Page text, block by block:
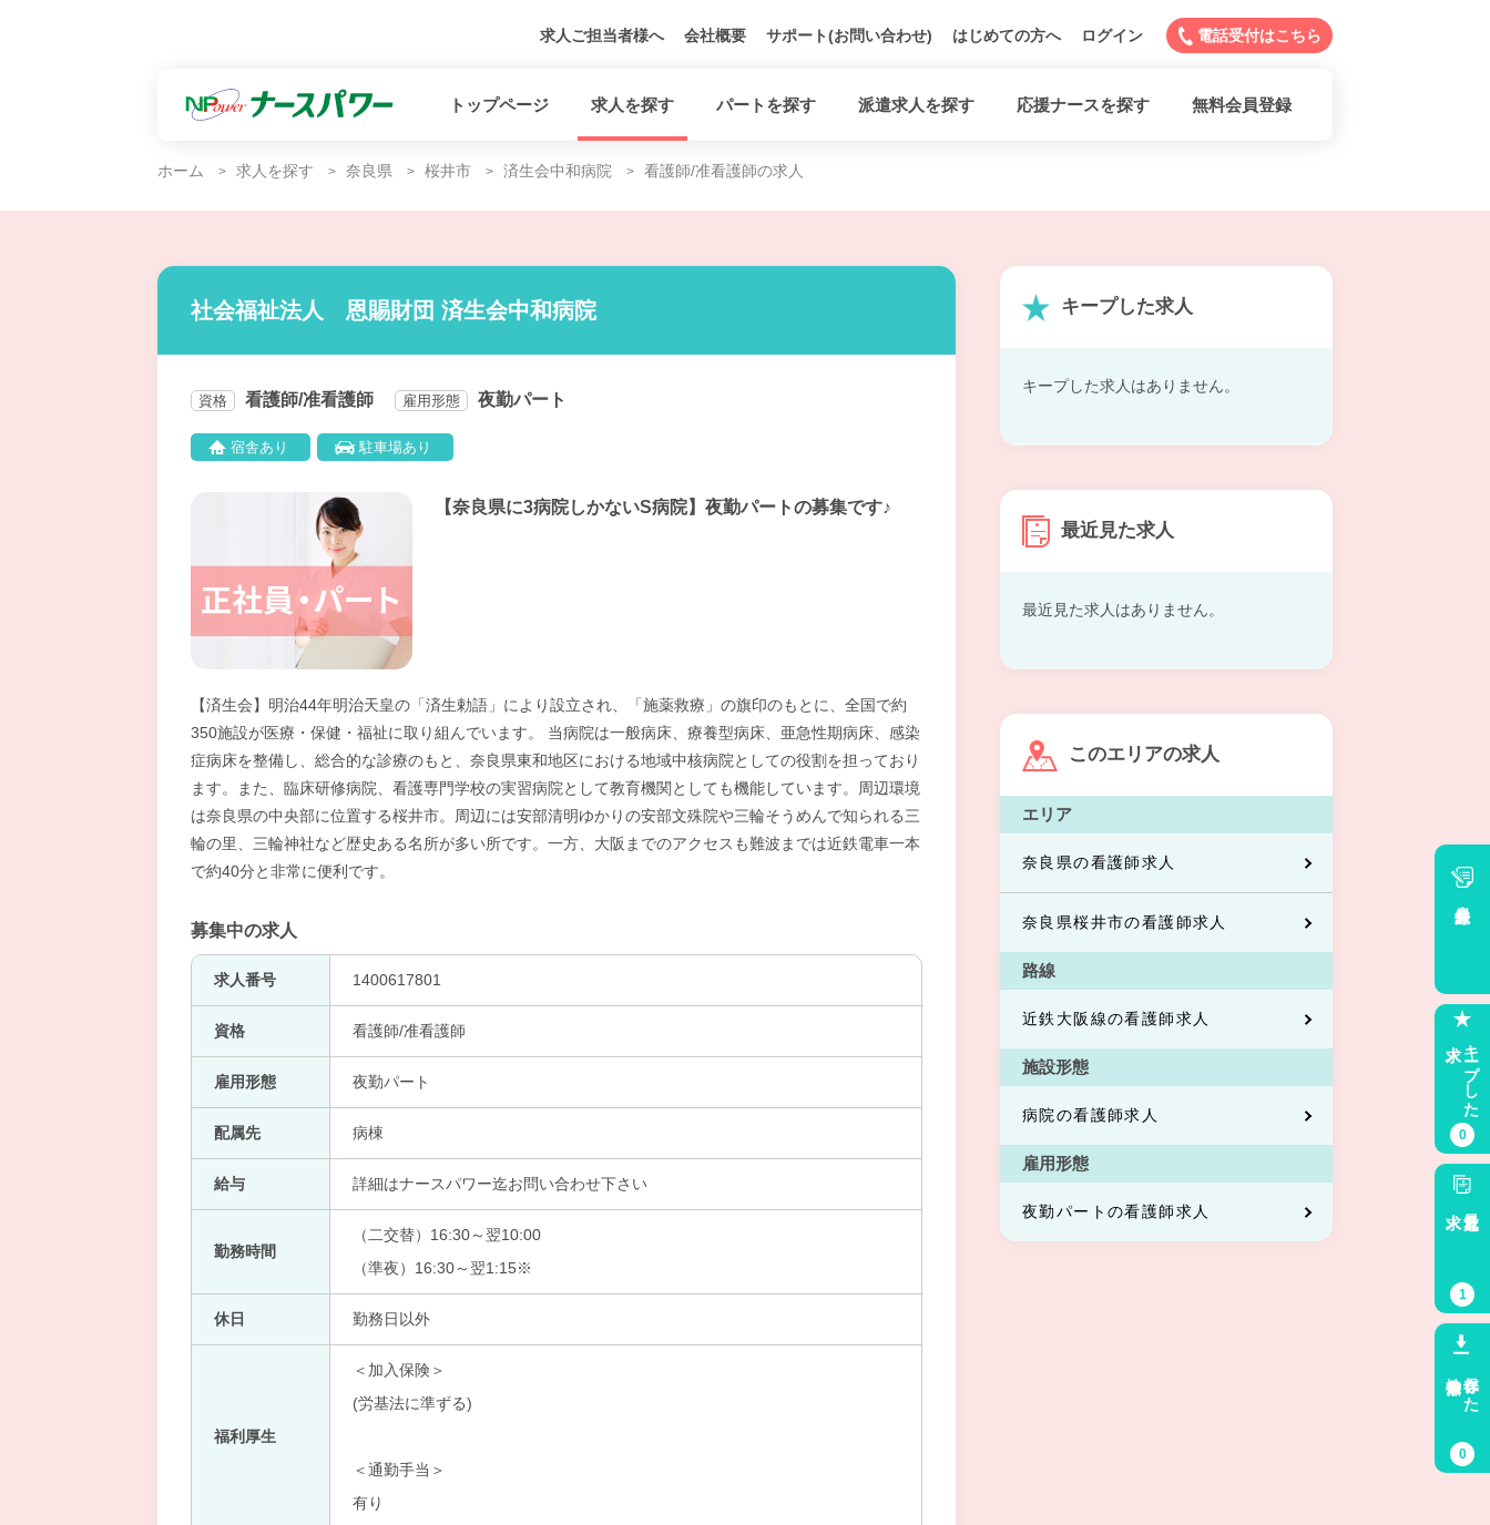
求人ご担当者様へ 会社概要 サポート(お問い合わせ) はじめての方へ ログイン 電話受付はこちら
トップページ 求人を探す パートを探す 派遣求人を探す 応援ナースを探す 無料会員登録
ホーム 求人を探す 奈良県 桜井市 済生会中和病院 看護師/准看護師の求人
社会福祉法人 恩賜財団 済生会中和病院
資格 看護師/准看護師 雇用形態 夜勤パート
宿舎あり 駐車場あり
【奈良県に3病院しかないS病院】夜勤パートの募集です♪
【済生会】明治44年明治天皇の「済生勅語」により設立され、「施薬救療」の旗印のもとに、全国で約
350施設が医療・保健・福祉に取り組んでいます。 当病院は一般病床、療養型病床、亜急性期病床、感染
症病床を整備し、総合的な診療のもと、奈良県東和地区における地域中核病院としての役割を担っており
ます。また、臨床研修病院、看護専門学校の実習病院として教育機関としても機能しています。周辺環境
は奈良県の中央部に位置する桜井市。周辺には安部清明ゆかりの安部文殊院や三輪そうめんで知られる三
輪の里、三輪神社など歴史ある名所が多い所です。一方、大阪までのアクセスも難波までは近鉄電車一本
で約40分と非常に便利です。
募集中の求人
求人番号 1400617801
資格 看護師/准看護師
雇用形態 夜勤パート
配属先 病棟
給与 詳細はナースパワー迄お問い合わせ下さい
勤務時間
（二交替）16:30～翌10:00
（準夜）16:30～翌1:15※
休日 勤務日以外
福利厚生
＜加入保険＞
(労基法に準ずる)
＜通勤手当＞
有り
キープした求人
キープした求人はありません。
最近見た求人
最近見た求人はありません。
このエリアの求人
エリア
奈良県の看護師求人
奈良県桜井市の看護師求人
路線
近鉄大阪線の看護師求人
施設形態
病院の看護師求人
雇用形態
夜勤パートの看護師求人
キープした
0
最近見た
1
保存した
0